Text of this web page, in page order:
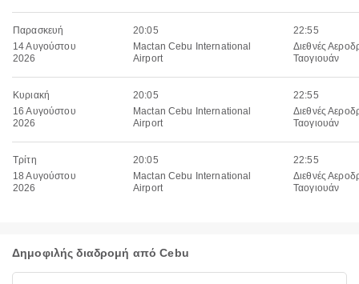
Παρασκευή
14 Αυγούστου
2026
20:05
Mactan Cebu International
Airport
22:55
Διεθνές
Ταογιουάν
Κυριακή
16 Αυγούστου
2026
20:05
Mactan Cebu International
Airport
22:55
Διεθνές
Ταογιουάν
Τρίτη
18 Αυγούστου
2026
20:05
Mactan Cebu International
Airport
22:55
Διεθνές
Ταογιουάν
Δημοφιλής διαδρομή από Cebu